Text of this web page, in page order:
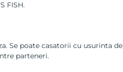
FISH.
Se poate casatorii cu usurinta de
parteneri.